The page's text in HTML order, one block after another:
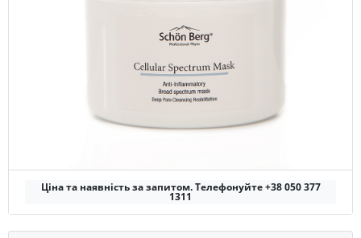
Ціна та наявність за запитом. Телефонуйте +38 050 377
1311